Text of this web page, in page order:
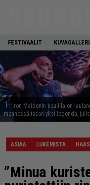
FESTIVAALIT
1. Iron Maidenin keulilla on
mennessä tasan yksi legenda,
ASIAA LUKEMISTA
”Minua